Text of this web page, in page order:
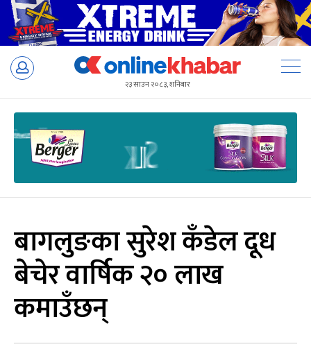
Skip
२३ साउन २०८३, शनिबार
बागलुङका सुरेश कँडेल दूध
बेचेर वार्षिक २० लाख
कमाउँछन्